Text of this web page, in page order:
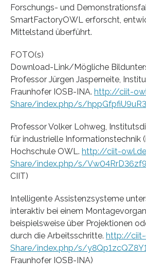
Forschungs- und
SmartFactoryOWL erforscht,
Mittelstand überführt.
FOTO(s)
Download-Link/Mögliche
Professor Jürgen Jasperneite,
Fraunhofer IOSB-INA. http://ciit-
Share/index.php/s/
Professor Volker Lohweg,
für industrielle Informationstechnik
Hochschule OWL. http://ciit-
Share/index.php/s/
CIIT)
Intelligente Assistenzsysteme
interaktiv bei einem
beispielsweise über Projektionen
durch die Arbeitsschritte. http://
Share/index.php/s/
Fraunhofer IOSB-INA)